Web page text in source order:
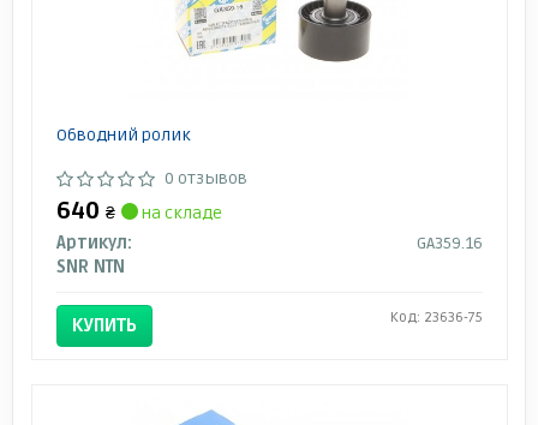
Обводний ролик
0 отзывов
640 ₴
на складе
Артикул:
GA359.16
SNR NTN
КУПИТЬ Код: 23636-75